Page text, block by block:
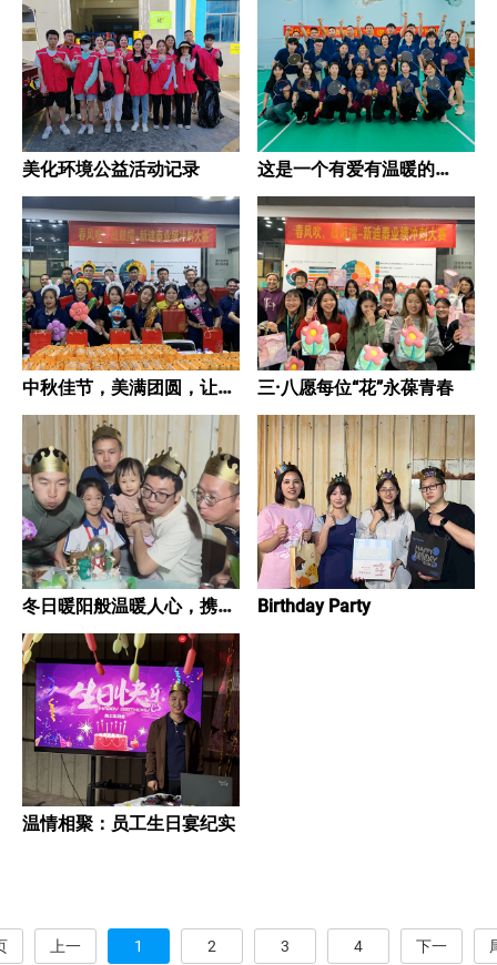
美化环境公益活动记录
这是一个有爱有温暖的
Team！羽你在一起，共筑
健康与快乐！
中秋佳节，美满团圆，让我
们共度温馨时光！
三·八愿每位“花”永葆青春
冬日暖阳般温暖人心，携手
共创美好明天
Birthday Party
温情相聚：员工生日宴纪实
上一
1 2 3 4
下一